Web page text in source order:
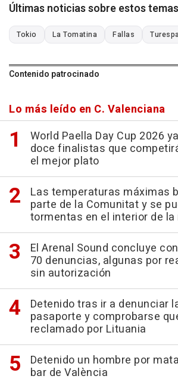
Últimas noticias sobre estos temas
Tokio La Tomatina Fallas
Contenido patrocinado
Lo más leído en C. Valenciana
World Paella Day Cup 2026
doce finalistas que
el mejor plato
Las temperaturas máximas
parte de la Comunitat y se
tormentas en el interior de
El Arenal Sound concluye
70 denuncias, algunas por
sin autorización
Detenido tras ir a denunciar
pasaporte y comprobarse
reclamado por Lituania
Detenido un hombre por
bar de València